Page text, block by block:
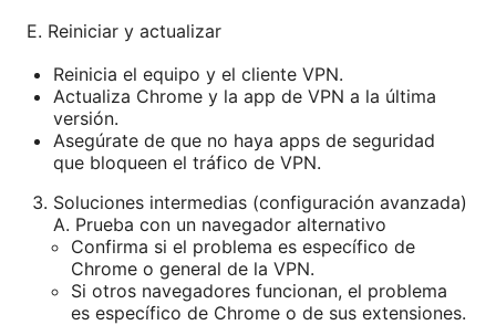
E. Reiniciar y actualizar
Reinicia el equipo y el cliente VPN.
Actualiza Chrome y la app de VPN a la última
versión.
Asegúrate de que no haya apps de seguridad
que bloqueen el tráfico de VPN.
Soluciones intermedias (configuración avanzada)
A. Prueba con un navegador alternativo
Confirma si el problema es específico de
Chrome o general de la VPN.
Si otros navegadores funcionan, el problema
es específico de Chrome o de sus extensiones.